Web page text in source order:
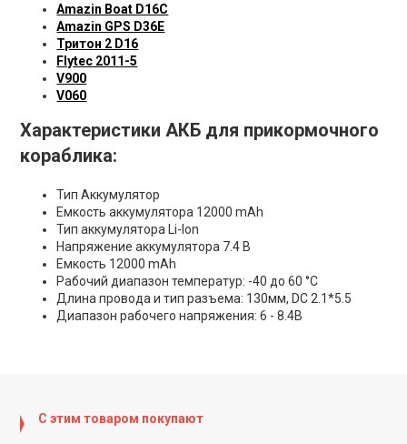
Amazin Boat D16C
Amazin GPS D36E
Тритон 2 D16
Flytec 2011-5
V900
V060
Характеристики АКБ для прикормочного
кораблика:
Тип Аккумулятор
Емкость аккумулятора 12000 mAh
Тип аккумулятора Li-Ion
Напряжение аккумулятора 7.4 В
Емкость 12000 mAh
Рабочий диапазон температур: -40 до 60 °C
Длина провода и тип разъема: 130мм, DC 2.1*5.5
Диапазон рабочего напряжения: 6 - 8.4В
С этим товаром покупают